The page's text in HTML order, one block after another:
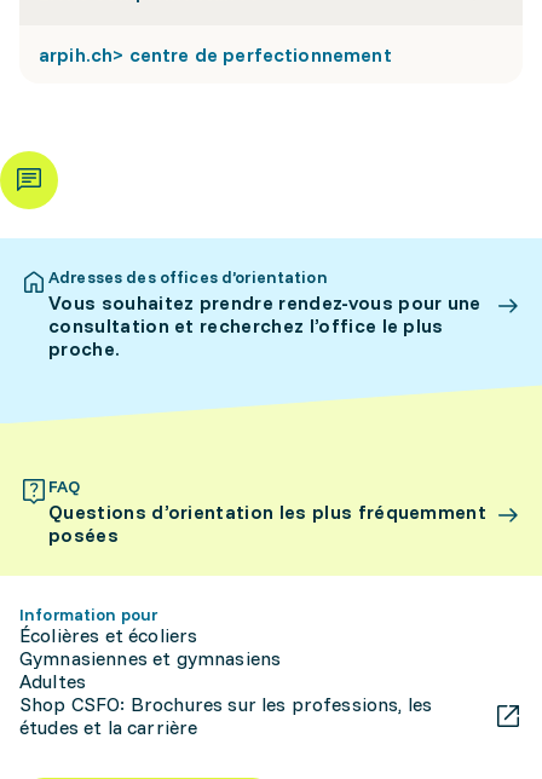
arpih.ch> centre de perfectionnement
Adresses des offices d’orientation
Vous souhaitez prendre rendez-vous pour une
consultation et recherchez l’office le plus
proche.
FAQ
Questions d’orientation les plus fréquemment
posées
Information pour
Écolières et écoliers
Gymnasiennes et gymnasiens
Adultes
Shop CSFO: Brochures sur les professions, les
études et la carrière